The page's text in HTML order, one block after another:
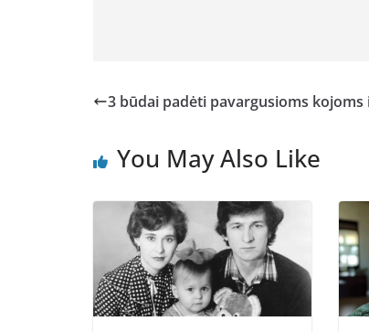
3 būdai padėti pavargusioms kojoms
You May Also Like